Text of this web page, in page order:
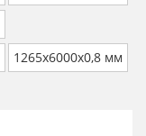
1265х6000х0,8 мм